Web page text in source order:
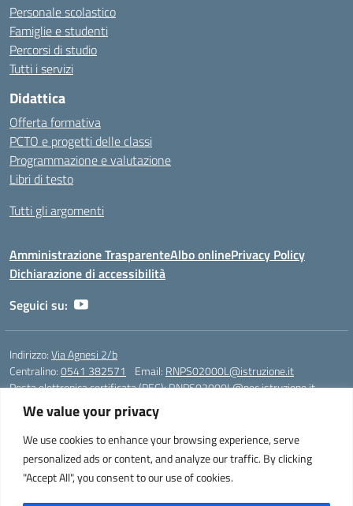
We value your privacy
We use cookies to enhance your browsing experience, serve
personalized ads or content, and analyze our traffic. By clicking
"Accept All", you consent to our use of cookies.
Personale scolastico
Famiglie e studenti
Percorsi di studio
Tutti i servizi
Didattica
Offerta formativa
PCTO e progetti delle classi
Programmazione e valutazione
Libri di testo
Tutti gli argomenti
Amministrazione TrasparenteAlbo onlinePrivacy Policy
Dichiarazione di accessibilità
Seguici su:
Indirizzo:Via Agnesi 2/b
Centralino:0541 382571 Email: RNPS02000L@istruzione.it
Posta elettronica certificata (PEC):RNPS02000L@pec.istruzione.it
Codice fiscale: 82009530401
Codice meccanografico: RNPS02000L
Liceo Scientifico e Musicale "A. Einstein" - Via Agnesi 2/b - 47923 Rimini
- Tel. +39 0541 382571 – Fax +39 0541 381636 E-mail: